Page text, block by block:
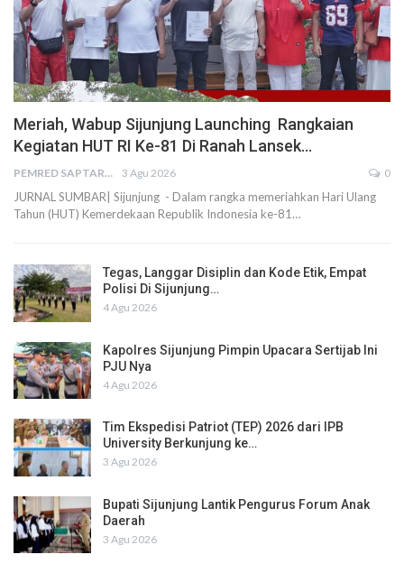
Meriah, Wabup Sijunjung Launching Rangkaian
Kegiatan HUT RI Ke-81 Di Ranah Lansek…
PEMRED SAPTARIUS 3 Agu 2026 0
JURNAL SUMBAR| Sijunjung - Dalam rangka memeriahkan Hari Ulang
Tahun (HUT) Kemerdekaan Republik Indonesia ke-81…
Tegas, Langgar Disiplin dan Kode Etik, Empat
Polisi Di Sijunjung…
4 Agu 2026
Kapolres Sijunjung Pimpin Upacara Sertijab Ini
PJU Nya
4 Agu 2026
Tim Ekspedisi Patriot (TEP) 2026 dari IPB
University Berkunjung ke…
3 Agu 2026
Bupati Sijunjung Lantik Pengurus Forum Anak
Daerah
3 Agu 2026